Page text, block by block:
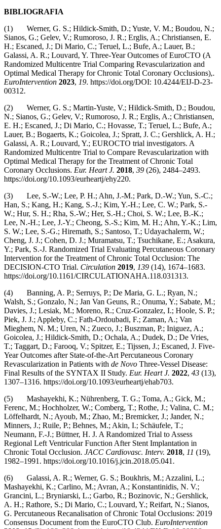
BIBLIOGRAFIA
(1) Werner, G. S.; Hildick-Smith, D.; Yuste, V. M.; Boudou, N.;
Sianos, G.; Gelev, V.; Rumoroso, J. R.; Erglis, A.; Christiansen, E.
H.; Escaned, J.; Di Mario, C.; Teruel, L.; Bufe, A.; Lauer, B.;
Galassi, A. R.; Louvard, Y. Three-Year Outcomes of EuroCTO (A
Randomized Multicentre Trial Comparing Revascularization and
Optimal Medical Therapy for Chronic Total Coronary Occlusions),.
EuroIntervention 2023, 19. https://doi.org/DOI: 10.4244/EIJ-D-23-
00312.
(2) Werner, G. S.; Martin-Yuste, V.; Hildick-Smith, D.; Boudou,
N.; Sianos, G.; Gelev, V.; Rumoroso, J. R.; Erglis, A.; Christiansen,
E. H.; Escaned, J.; Di Mario, C.; Hovasse, T.; Teruel, L.; Bufe, A.;
Lauer, B.; Bogaerts, K.; Goicolea, J.; Spratt, J. C.; Gershlick, A. H.;
Galassi, A. R.; Louvard, Y.; EUROCTO trial investigators. A
Randomized Multicentre Trial to Compare Revascularization with
Optimal Medical Therapy for the Treatment of Chronic Total
Coronary Occlusions. Eur. Heart J. 2018, 39 (26), 2484–2493.
https://doi.org/10.1093/eurheartj/ehy220.
(3) Lee, S.-W.; Lee, P. H.; Ahn, J.-M.; Park, D.-W.; Yun, S.-C.;
Han, S.; Kang, H.; Kang, S.-J.; Kim, Y.-H.; Lee, C. W.; Park, S.-
W.; Hur, S. H.; Rha, S.-W.; Her, S.-H.; Choi, S. W.; Lee, B.-K.;
Lee, N.-H.; Lee, J.-Y.; Cheong, S.-S.; Kim, M. H.; Ahn, Y.-K.; Lim,
S. W.; Lee, S.-G.; Hiremath, S.; Santoso, T.; Udayachalerm, W.;
Cheng, J. J.; Cohen, D. J.; Muramatsu, T.; Tsuchikane, E.; Asakura,
Y.; Park, S.-J. Randomized Trial Evaluating Percutaneous Coronary
Intervention for the Treatment of Chronic Total Occlusion: The
DECISION-CTO Trial. Circulation 2019, 139 (14), 1674–1683.
https://doi.org/10.1161/CIRCULATIONAHA.118.031313.
(4) Banning, A. P.; Serruys, P.; De Maria, G. L.; Ryan, N.;
Walsh, S.; Gonzalo, N.; Jan Van Geuns, R.; Onuma, Y.; Sabate, M.;
Davies, J.; Lesiak, M.; Moreno, R.; Cruz-Gonzalez, I.; Hoole, S. P.;
Piek, J. J.; Appleby, C.; Fath-Ordoubadi, F.; Zaman, A.; Van
Mieghem, N. M.; Uren, N.; Zueco, J.; Buszman, P.; Iniguez, A.;
Goicolea, J.; Hildick-Smith, D.; Ochala, A.; Dudek, D.; De Vries,
T.; Taggart, D.; Farooq, V.; Spitzer, E.; Tijssen, J.; Escaned, J. Five-
Year Outcomes after State-of-the-Art Percutaneous Coronary
Revascularization in Patients with de Novo Three-Vessel Disease:
Final Results of the SYNTAX II Study. Eur. Heart J. 2022, 43 (13),
1307–1316. https://doi.org/10.1093/eurheartj/ehab703.
(5) Mashayekhi, K.; Nührenberg, T. G.; Toma, A.; Gick, M.;
Ferenc, M.; Hochholzer, W.; Comberg, T.; Rothe, J.; Valina, C. M.;
Löffelhardt, N.; Ayoub, M.; Zhao, M.; Bremicker, J.; Jander, N.;
Minners, J.; Ruile, P.; Behnes, M.; Akin, I.; Schäufele, T.;
Neumann, F.-J.; Büttner, H. J. A Randomized Trial to Assess
Regional Left Ventricular Function After Stent Implantation in
Chronic Total Occlusion. JACC Cardiovasc. Interv. 2018, 11 (19),
1982–1991. https://doi.org/10.1016/j.jcin.2018.05.041.
(6) Galassi, A. R.; Werner, G. S.; Boukhris, M.; Azzalini, L.;
Mashayekhi, K.; Carlino, M.; Avran, A.; Konstantinidis, N. V.;
Grancini, L.; Bryniarski, L.; Garbo, R.; Bozinovic, N.; Gershlick,
A. H.; Rathore, S.; Di Mario, C.; Louvard, Y.; Reifart, N.; Sianos,
G. Percutaneous Recanalisation of Chronic Total Occlusions: 2019
Consensus Document from the EuroCTO Club. EuroIntervention